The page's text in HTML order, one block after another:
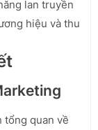
lan truyền
hiệu và thu
tổng quan về